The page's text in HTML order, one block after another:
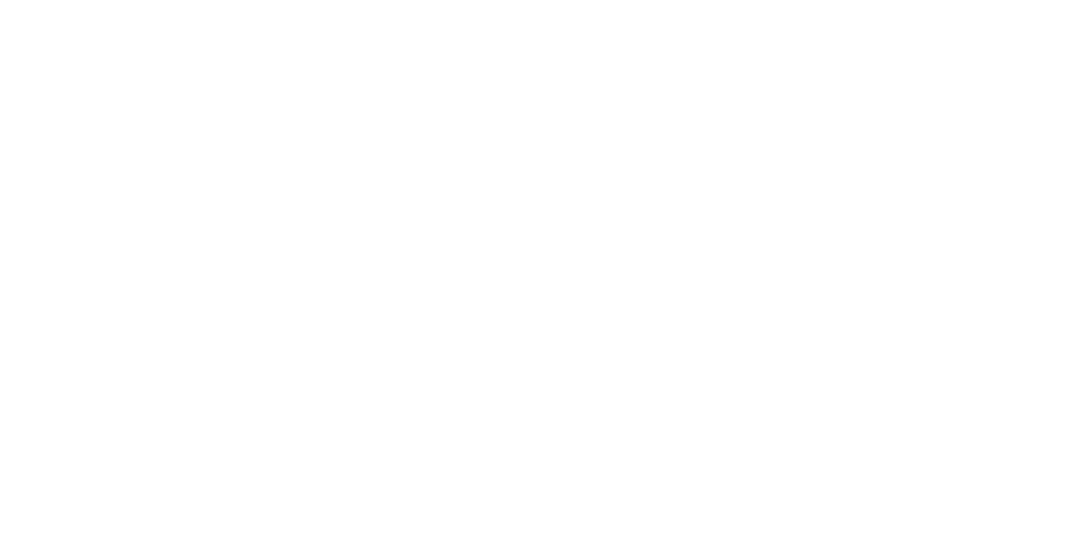
(voda, víno, pivo)
Funchalu.
Penha de Franca Mar s přímým vstupem do moře. Hosté mohou využívat služby obou hotelů.